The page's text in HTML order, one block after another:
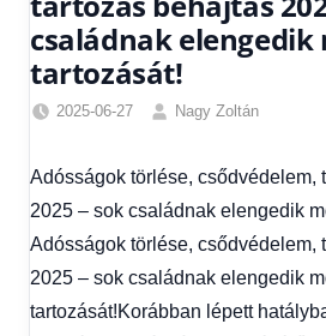
családnak elengedik
tartozását!
2025-06-27
Nagy Zoltán
,
Hírek,
Hírek
kézből,
Adósságok törlése, csődvédelem,
2025 – sok családnak elengedik
Adósságok törlése, csődvédelem,
2025 – sok családnak elengedik
tartozását!Korábban lépett